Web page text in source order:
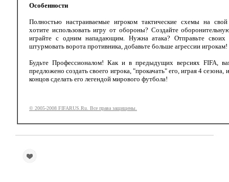
Особенности
Полностью настраиваемые игроком тактические схемы на
хотите использовать игру от обороны? Создайте
играйте с одним нападающим. Нужна атака? Отправьте своих
штурмовать ворота противника, добавьте больше агрессии игрокам!
Будьте Профессионалом! Как и в предыдущих версиях FIFA,
предложено создать своего игрока, "прокачать" его, играя 4 сезона,
концов сделать его легендой мирового футбола!
© 2005-2008 FIFARUS.Ru. Все права защищены.